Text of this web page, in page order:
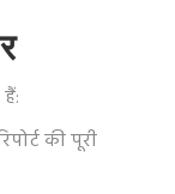
की पूरी